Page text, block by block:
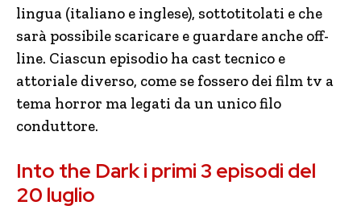
lingua (italiano e inglese), sottotitolati e che
sarà possibile scaricare e guardare anche off-
line. Ciascun episodio ha cast tecnico e
attoriale diverso, come se fossero dei film tv a
tema horror ma legati da un unico filo
conduttore.
Into the Dark i primi 3 episodi del
20 luglio